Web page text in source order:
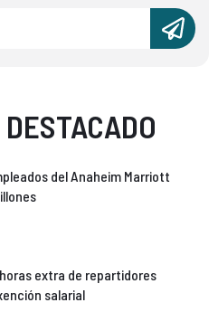
del Anaheim Marriott
extra de repartidores
salarial